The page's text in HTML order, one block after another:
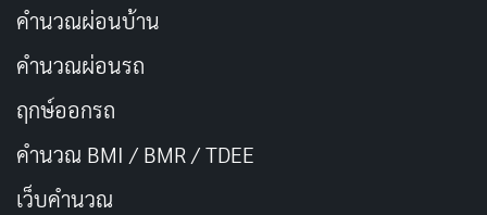
คำนวณผ่อนบ้าน
คำนวณผ่อนรถ
ฤกษ์ออกรถ
คำนวณ BMI / BMR / TDEE
เว็บคํานวณ